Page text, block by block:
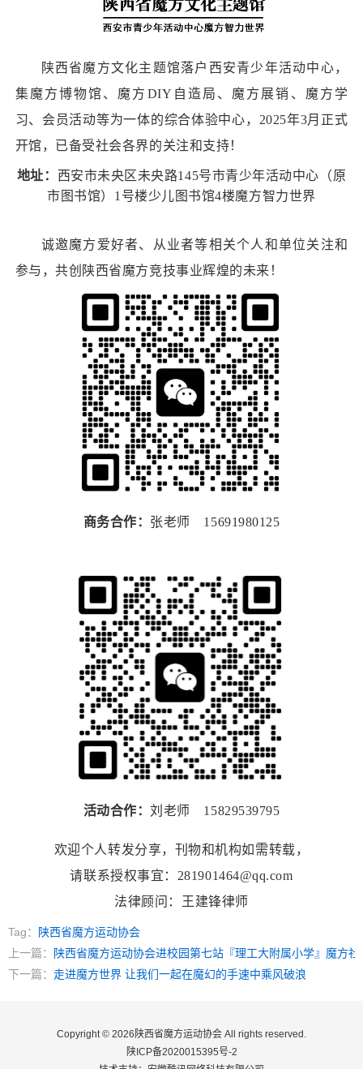
陕西省魔方文化主题馆落户西安青少年活动中心，
集魔方博物馆、魔方DIY自造局、魔方展销、魔方学
习、会员活动等为一体的综合体验中心，2025年3月正式
开馆，已备受社会各界的关注和支持！
地址： 西安市未央区未央路145号市青少年活动中心（原
市图书馆）1号楼少儿图书馆4楼魔方智力世界
诚邀魔方爱好者、从业者等相关个人和单位关注和
参与，共创陕西省魔方竞技事业辉煌的未来！
商务合作： 张老师 15691980125
活动合作：刘老师 15829539795
欢迎个人转发分享，刊物和机构如需转载，
请联系授权事宜：281901464@qq.com
法律顾问：王建锋律师
Tag：
陕西省魔方运动协会
上一篇：
陕西省魔方运动协会进校园第七站『理工大附属小学』魔方
下一篇： 走进魔方世界 让我们一起在魔幻的手速中乘风破浪
Copyright © 2026陕西省魔方运动协会 All rights reserved.
陕ICP备2020015395号-2